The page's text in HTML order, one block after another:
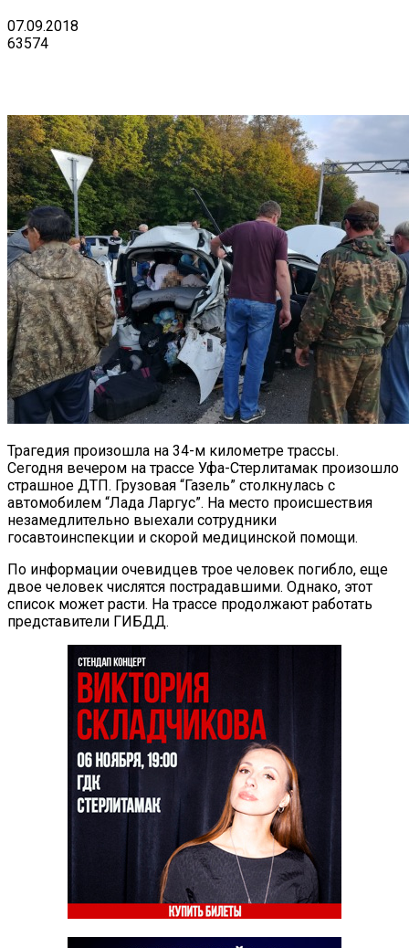
07.09.2018
63574
Трагедия произошла на 34-м километре трассы.
Сегодня вечером на трассе Уфа-Стерлитамак произошло
страшное ДТП. Грузовая “Газель” столкнулась с
автомобилем “Лада Ларгус”. На место происшествия
незамедлительно выехали сотрудники
госавтоинспекции и скорой медицинской помощи.
По информации очевидцев трое человек погибло, еще
двое человек числятся пострадавшими. Однако, этот
список может расти. На трассе продолжают работать
представители ГИБДД.